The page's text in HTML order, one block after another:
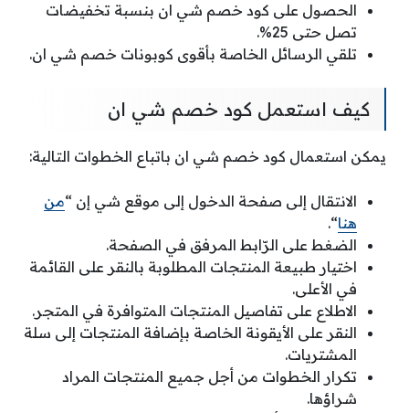
الحصول على كود خصم شي ان بنسبة تخفيضات
تصل حتى 25%.
تلقي الرسائل الخاصة بأقوى كوبونات خصم شي ان.
كيف استعمل كود خصم شي ان
يمكن استعمال كود خصم شي ان باتباع الخطوات التالية:
الانتقال إلى صفحة الدخول إلى موقع شي إن “من
هنا“.
الضغط على الرّابط المرفق في الصفحة.
اختيار طبيعة المنتجات المطلوبة بالنقر على القائمة
في الأعلى.
الاطلاع على تفاصيل المنتجات المتوافرة في المتجر.
النقر على الأيقونة الخاصة بإضافة المنتجات إلى سلة
المشتريات.
تكرار الخطوات من أجل جميع المنتجات المراد
شراؤها.